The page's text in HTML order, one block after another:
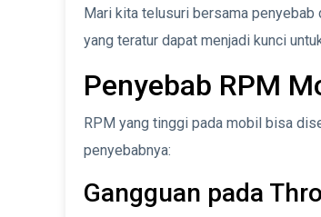
Mari kita telusuri bersama penyebab
yang teratur dapat menjadi kunci
Penyebab RPM
RPM yang tinggi pada mobil bisa
penyebabnya:
Gangguan pada